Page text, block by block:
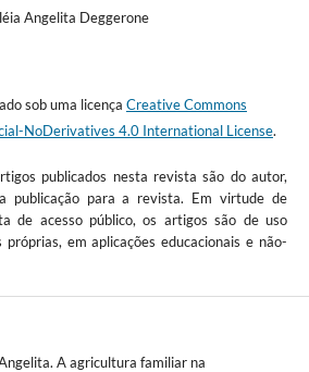
Angelita Deggerone
sob uma licença Creative Commons
NoDerivatives 4.0 International License.
publicados nesta revista são do autor,
publicação para a revista. Em virtude de
de acesso público, os artigos são de uso
em aplicações educacionais e não-
A agricultura familiar na